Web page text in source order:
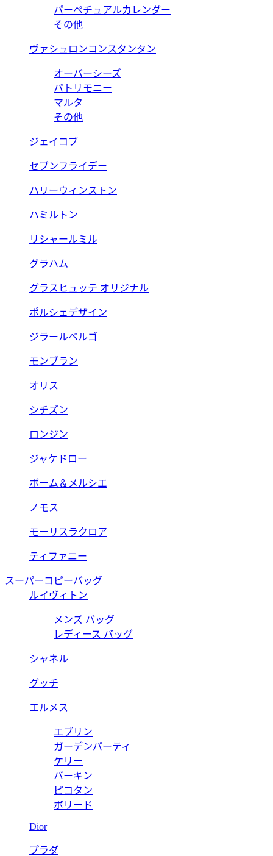
パーペチュアルカレンダー
その他
ヴァシュロンコンスタンタン
オーバーシーズ
パトリモニー
マルタ
その他
ジェイコブ
セブンフライデー
ハリーウィンストン
ハミルトン
リシャールミル
グラハム
グラスヒュッテ オリジナル
ポルシェデザイン
ジラールペルゴ
モンブラン
オリス
シチズン
ロンジン
ジャケドロー
ボーム＆メルシエ
ノモス
モーリスラクロア
ティファニー
スーパーコピーバッグ
ルイヴィトン
メンズ バッグ
レディース バッグ
シャネル
グッチ
エルメス
エブリン
ガーデンパーティ
ケリー
バーキン
ピコタン
ボリード
Dior
プラダ